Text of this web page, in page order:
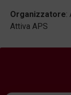
Organizzatore:
Attiva APS